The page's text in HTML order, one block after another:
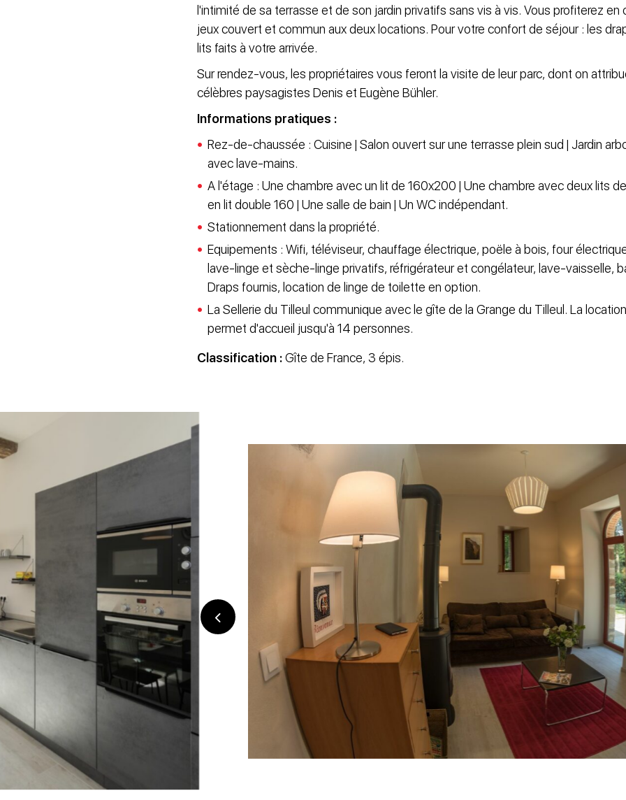
l'intimité de sa terrasse et de son jardin privatifs sans vis à vis. Vous profiterez
jeux couvert et commun aux deux locations. Pour votre confort de séjour : les
lits faits à votre arrivée.
Sur rendez-vous, les propriétaires vous feront la visite de leur parc, dont on
célèbres paysagistes Denis et Eugène Bühler.
Informations pratiques :
Rez-de-chaussée : Cuisine | Salon ouvert sur une terrasse plein sud | Jardin
avec lave-mains.
A l'étage : Une chambre avec un lit de 160x200 | Une chambre avec deux lits
en lit double 160 | Une salle de bain | Un WC indépendant.
Stationnement dans la propriété.
Equipements : Wifi, téléviseur, chauffage électrique, poële à bois, four
lave-linge et sèche-linge privatifs, réfrigérateur et congélateur, lave-vaisselle,
Draps fournis, location de linge de toilette en option.
La Sellerie du Tilleul communique avec le gîte de la Grange du Tilleul. La
permet d'accueil jusqu'à 14 personnes.
Classification :Gîte de France, 3 épis.